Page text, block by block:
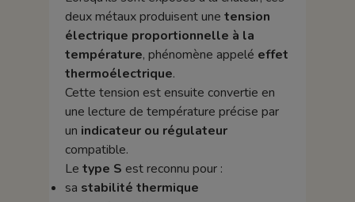
deux métaux produisent une tension
électrique proportionnelle à la
température, phénomène appelé effet
thermoélectrique.
Cette tension est ensuite convertie en
une lecture de température précise par
un indicateur ou régulateur
compatible.
Le type S est reconnu pour :
sa stabilité thermique